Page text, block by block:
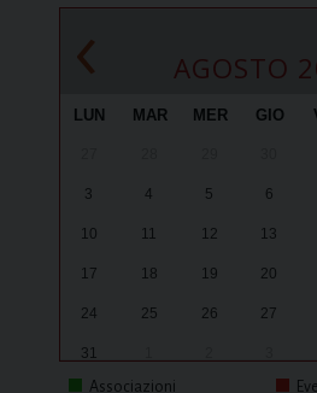
‹ AGOSTO
LUN MAR MER GIO
3 4 5 6
10 11 12 13
17 18 19 20
24 25 26 27
31
Associazioni